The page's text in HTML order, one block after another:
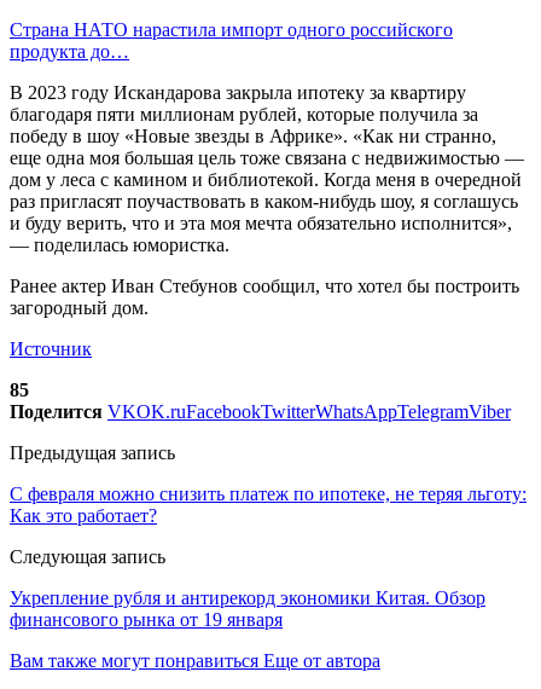
Страна НАТО нарастила импорт одного российского
продукта до…
В 2023 году Искандарова закрыла ипотеку за квартиру
благодаря пяти миллионам рублей, которые получила за
победу в шоу «Новые звезды в Африке». «Как ни странно,
еще одна моя большая цель тоже связана с недвижимостью —
дом у леса с камином и библиотекой. Когда меня в очередной
раз пригласят поучаствовать в каком-нибудь шоу, я соглашусь
и буду верить, что и эта моя мечта обязательно исполнится»,
— поделилась юмористка.
Ранее актер Иван Стебунов сообщил, что хотел бы построить
загородный дом.
Источник
85
Поделится VKOK.ruFacebookTwitterWhatsAppTelegramViber
Предыдущая запись
С февраля можно снизить платеж по ипотеке, не теряя льготу:
Как это работает?
Следующая запись
Укрепление рубля и антирекорд экономики Китая. Обзор
финансового рынка от 19 января
Вам также могут понравиться Еще от автора